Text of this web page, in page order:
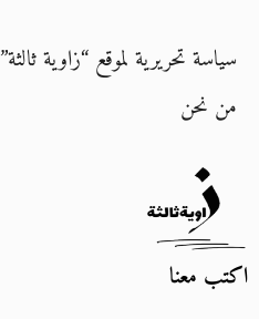
سياسة تحريرية لموقع “زاوية ثالثة”
من نحن
اكتب معنا